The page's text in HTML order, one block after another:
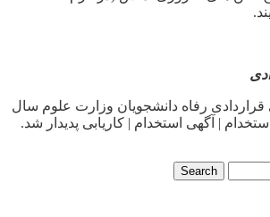
قراردادی رفاه دانشجویان وزارت علوم سال